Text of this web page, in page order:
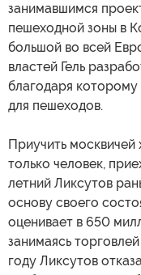
занимавшимся
пешеходной зоны в
большой во всей
властей Гель
благодаря
для пешеходов.
Приучить
только человек,
летний Ликсутов
основу своего
оценивает в 650
занимаясь
году Ликсутов